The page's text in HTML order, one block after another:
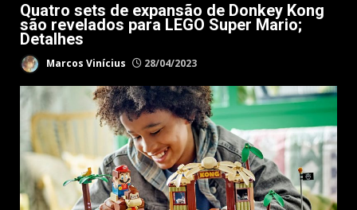
Quatro sets de expansão de Donkey Kong
são revelados para LEGO Super Mario;
Detalhes
Marcos Vinícius 28/04/2023